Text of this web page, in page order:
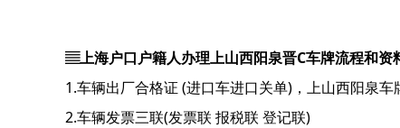
▤上海户口户籍人办理上山西阳泉晋C车牌流程和资
1.车辆出厂合格证 (进口车进口关单)，上山西阳泉车
2.车辆发票三联(发票联 报税联 登记联)